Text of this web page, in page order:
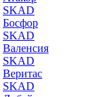
SKAD
Босфор
SKAD
Валенсия
SKAD
Веритас
SKAD